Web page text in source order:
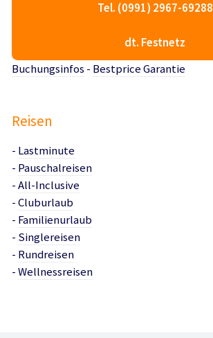
Tel. (0991) 2967-69288
dt. Festnetz
Buchungsinfos - Bestprice Garantie
Reisen
- Lastminute
- Pauschalreisen
-All-Inclusive
-Cluburlaub
- Familienurlaub
- Singlereisen
- Rundreisen
-Wellnessreisen